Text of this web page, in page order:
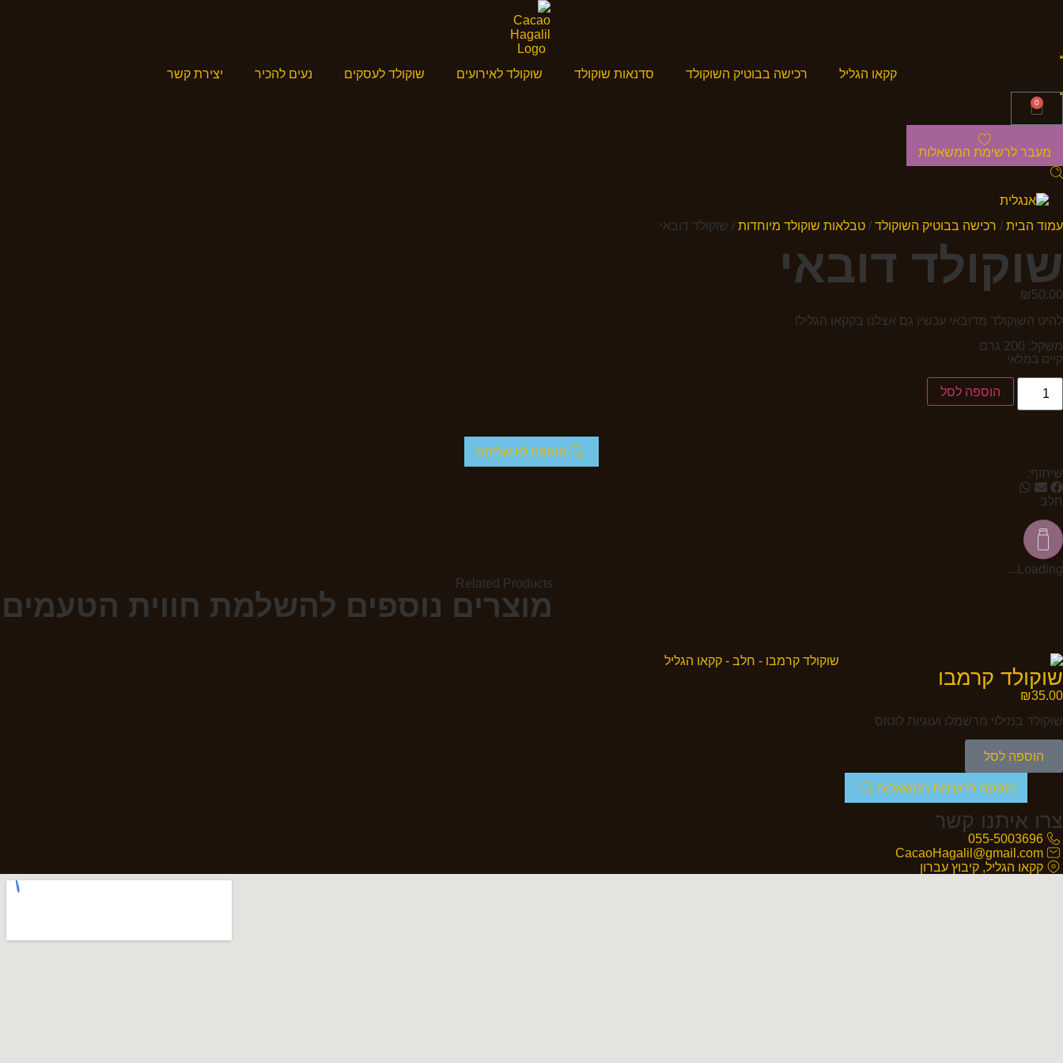
קקאו הגליל רכישה בבוטיק השוקולד סדנאות שוקולד שוקולד לאירועים שוקולד לעסקים נעים להכיר יצירת קשר
0
מעבר לרשימת המשאלות
עמוד הבית / רכישה בבוטיק השוקולד / טבלאות שוקולד מיוחדות / שוקולד דובאי
שוקולד דובאי
₪50.00
להיט השוקולד מדובאי עכשיו גם אצלנו בקקאו הגליל!
משקל: 200 גרם
קיים במלאי
הוספה לסל
הוספה לווישליסט
שיתוף:
חלב
Loading...
Related Products
מוצרים נוספים להשלמת חווית הטעמים
שוקולד קרמבו
₪35.00
שוקולד במילוי מרשמלו ועוגיות לוטוס
הוספה לסל
הוספת לרשימת המשאלות
צרו איתנו קשר
055-5003696
CacaoHagalil@gmail.com
קקאו הגליל, קיבוץ עברון